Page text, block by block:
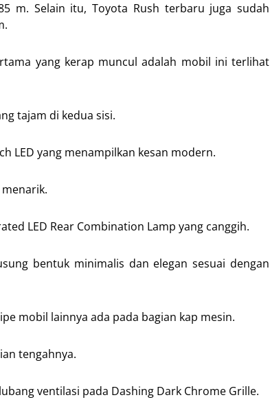
m. Selain itu, Toyota Rush terbaru juga sudah
yang kerap muncul adalah mobil ini terlihat
tajam di kedua sisi.
LED yang menampilkan kesan modern.
LED Rear Combination Lamp yang canggih.
bentuk minimalis dan elegan sesuai dengan
mobil lainnya ada pada bagian kap mesin.
tengahnya.
ventilasi pada Dashing Dark Chrome Grille.